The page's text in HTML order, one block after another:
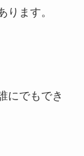
ります。
にでもでき